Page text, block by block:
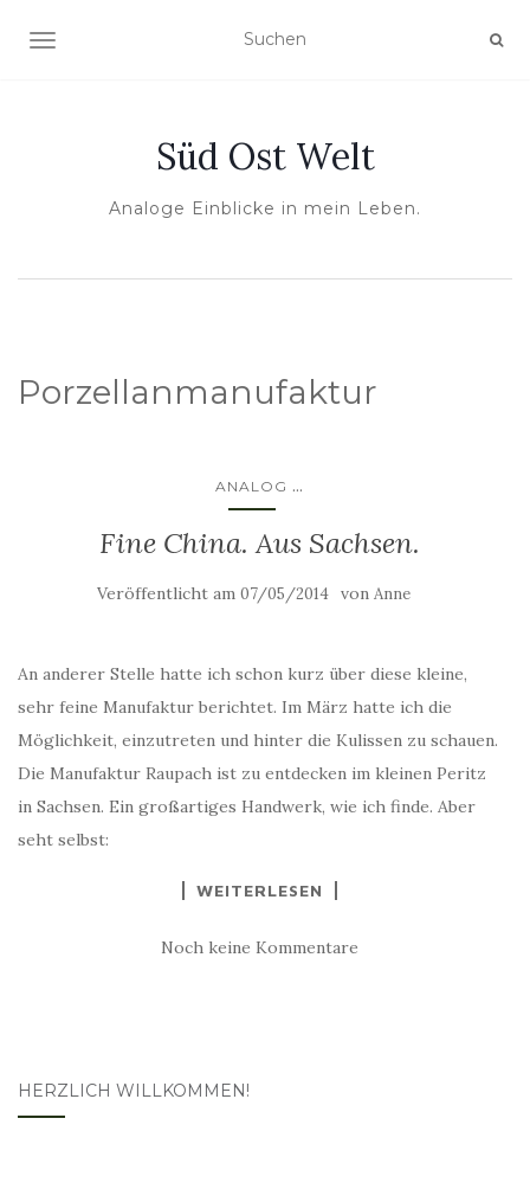
NAVIGATION UMSCHALTEN
Süd Ost Welt
Analoge Einblicke in mein Leben.
Porzellanmanufaktur
ANALOG ...
Fine China. Aus Sachsen.
Veröffentlicht am 07/05/2014 von Anne
An anderer Stelle hatte ich schon kurz über diese kleine,
sehr feine Manufaktur berichtet. Im März hatte ich die
Möglichkeit, einzutreten und hinter die Kulissen zu schauen.
Die Manufaktur Raupach ist zu entdecken im kleinen Peritz
in Sachsen. Ein großartiges Handwerk, wie ich finde. Aber
seht selbst:
WEITERLESEN
Noch keine Kommentare
HERZLICH WILLKOMMEN!